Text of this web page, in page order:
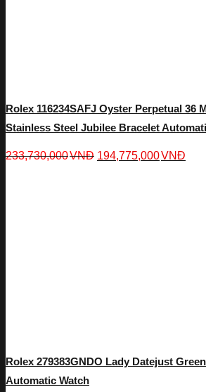
Rolex 116234SAFJ Oyster Perpetual 36
Stainless Steel Jubilee Bracelet
233,730,000VNĐ 194,775,000VNĐ
Rolex 279383GNDO Lady Datejust
Automatic Watch